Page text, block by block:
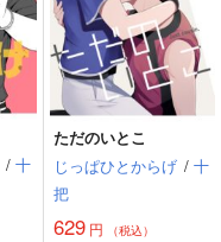
/ 十
ただのいとこ
じっぱひとからげ / 十
把
629円 （税込）